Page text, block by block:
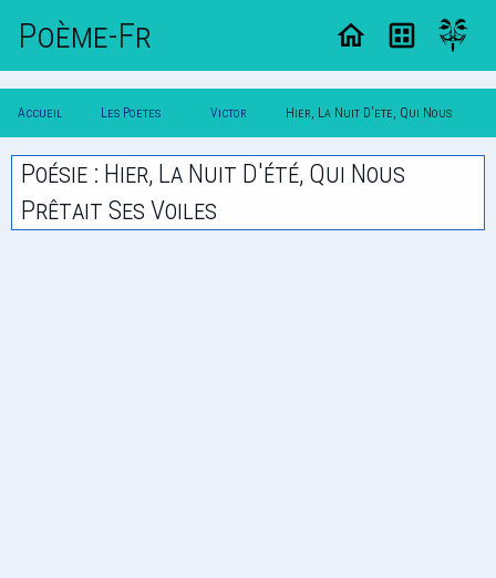
Poème-Fr
Accueil
Poesie
Les Poetes
Classique
Victor Hier, La Nuit D'ete, Qui Nous
Pretait Ses Voiles
Poésie : Hier, La Nuit D'été, Qui Nous
Prêtait Ses Voiles